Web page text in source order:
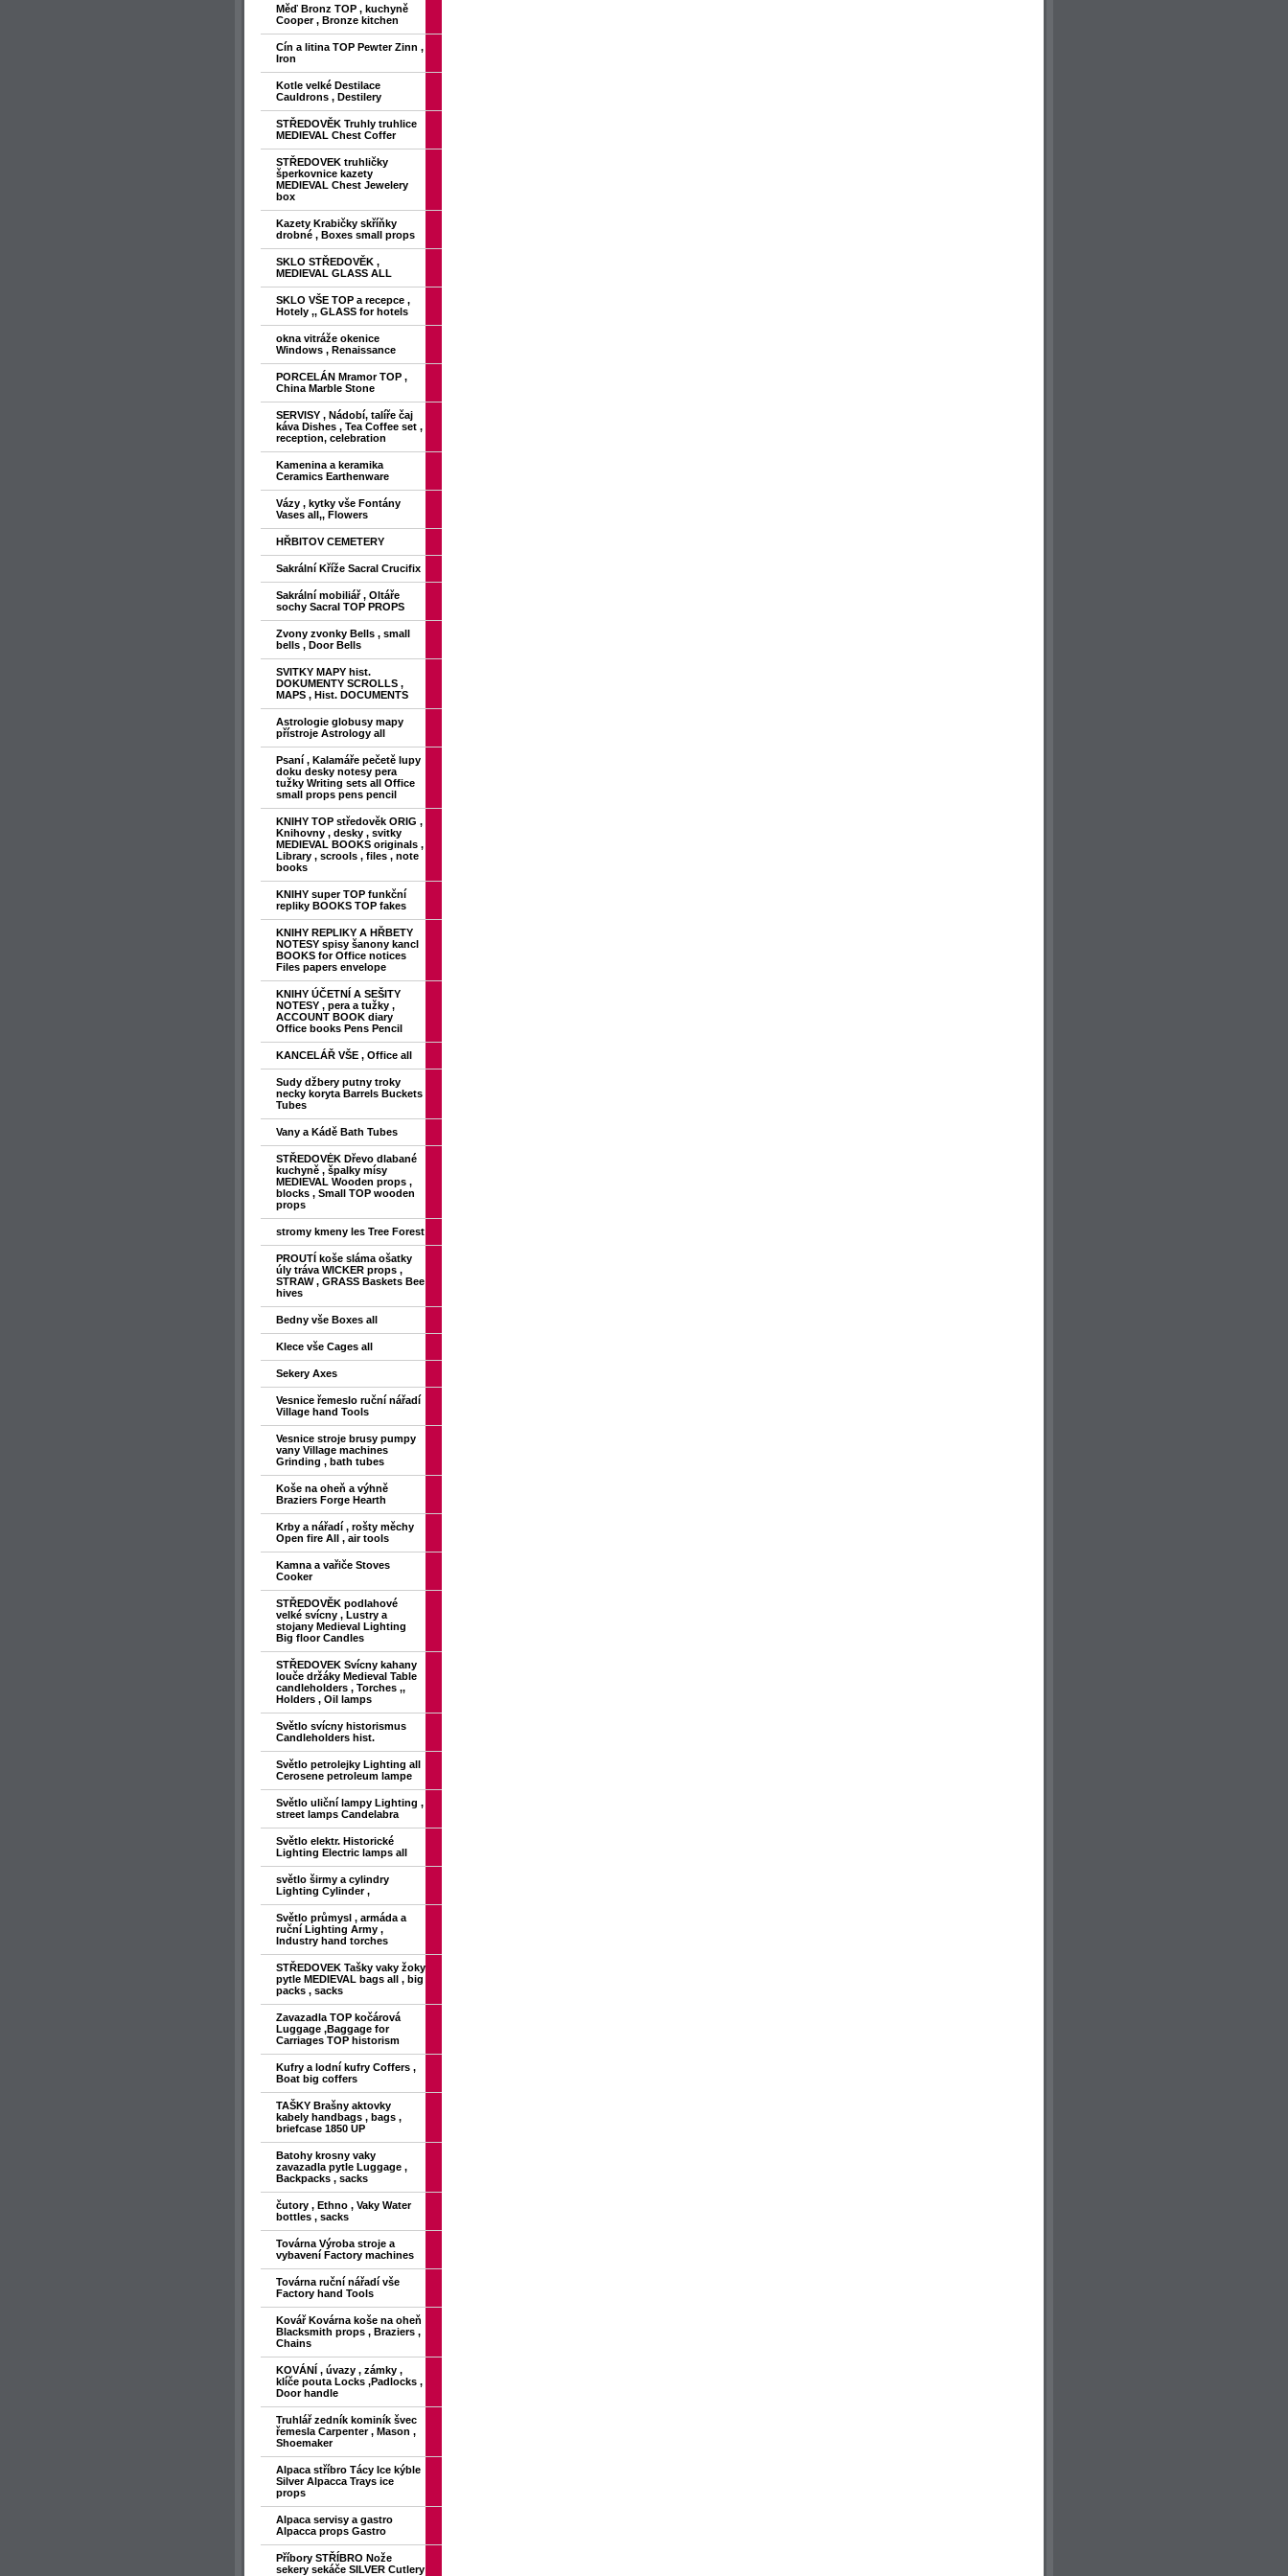
Měď Bronz TOP , kuchyně
Cooper , Bronze kitchen
Cín a litina TOP Pewter Zinn ,
Iron
Kotle velké Destilace
Cauldrons , Destilery
STŘEDOVĚK Truhly truhlice
MEDIEVAL Chest Coffer
STŘEDOVEK truhličky
šperkovnice kazety
MEDIEVAL Chest Jewelery
box
Kazety Krabičky skříňky
drobné , Boxes small props
SKLO STŘEDOVĚK ,
MEDIEVAL GLASS ALL
SKLO VŠE TOP a recepce ,
Hotely ,, GLASS for hotels
okna vitráže okenice
Windows , Renaissance
PORCELÁN Mramor TOP ,
China Marble Stone
SERVISY , Nádobí, talíře čaj
káva Dishes , Tea Coffee set ,
reception, celebration
Kamenina a keramika
Ceramics Earthenware
Vázy , kytky vše Fontány
Vases all,, Flowers
HŘBITOV CEMETERY
Sakrální Kříže Sacral Crucifix
Sakrální mobiliář , Oltáře
sochy Sacral TOP PROPS
Zvony zvonky Bells , small
bells , Door Bells
SVITKY MAPY hist.
DOKUMENTY SCROLLS ,
MAPS , Hist. DOCUMENTS
Astrologie globusy mapy
přístroje Astrology all
Psaní , Kalamáře pečetě lupy
doku desky notesy pera
tužky Writing sets all Office
small props pens pencil
KNIHY TOP středověk ORIG ,
Knihovny , desky , svitky
MEDIEVAL BOOKS originals ,
Library , scrools , files , note
books
KNIHY super TOP funkční
repliky BOOKS TOP fakes
KNIHY REPLIKY A HŘBETY
NOTESY spisy šanony kancl
BOOKS for Office notices
Files papers envelope
KNIHY ÚČETNÍ A SEŠITY
NOTESY , pera a tužky ,
ACCOUNT BOOK diary
Office books Pens Pencil
KANCELÁŘ VŠE , Office all
Sudy džbery putny troky
necky koryta Barrels Buckets
Tubes
Vany a Kádě Bath Tubes
STŘEDOVĖK Dřevo dlabané
kuchyně , špalky mísy
MEDIEVAL Wooden props ,
blocks , Small TOP wooden
props
stromy kmeny les Tree Forest
PROUTÍ koše sláma ošatky
úly tráva WICKER props ,
STRAW , GRASS Baskets Bee
hives
Bedny vše Boxes all
Klece vše Cages all
Sekery Axes
Vesnice řemeslo ruční nářadí
Village hand Tools
Vesnice stroje brusy pumpy
vany Village machines
Grinding , bath tubes
Koše na oheň a výhně
Braziers Forge Hearth
Krby a nářadí , rošty měchy
Open fire All , air tools
Kamna a vařiče Stoves
Cooker
STŘEDOVĚK podlahové
velké svícny , Lustry a
stojany Medieval Lighting
Big floor Candles
STŘEDOVEK Svícny kahany
louče držáky Medieval Table
candleholders , Torches ,,
Holders , Oil lamps
Světlo svícny historismus
Candleholders hist.
Světlo petrolejky Lighting all
Cerosene petroleum lampe
Světlo uliční lampy Lighting ,
street lamps Candelabra
Světlo elektr. Historické
Lighting Electric lamps all
světlo širmy a cylindry
Lighting Cylinder ,
Světlo průmysl , armáda a
ruční Lighting Army ,
Industry hand torches
STŘEDOVEK Tašky vaky žoky
pytle MEDIEVAL bags all , big
packs , sacks
Zavazadla TOP kočárová
Luggage ,Baggage for
Carriages TOP historism
Kufry a lodní kufry Coffers ,
Boat big coffers
TAŠKY Brašny aktovky
kabely handbags , bags ,
briefcase 1850 UP
Batohy krosny vaky
zavazadla pytle Luggage ,
Backpacks , sacks
čutory , Ethno , Vaky Water
bottles , sacks
Továrna Výroba stroje a
vybavení Factory machines
Továrna ruční nářadí vše
Factory hand Tools
Kovář Kovárna koše na oheň
Blacksmith props , Braziers ,
Chains
KOVÁNÍ , úvazy , zámky ,
klíče pouta Locks ,Padlocks ,
Door handle
Truhlář zedník kominík švec
řemesla Carpenter , Mason ,
Shoemaker
Alpaca stříbro Tácy Ice kýble
Silver Alpacca Trays ice
props
Alpaca servisy a gastro
Alpacca props Gastro
Příbory STŘÍBRO Nože
sekery sekáče SILVER Cutlery